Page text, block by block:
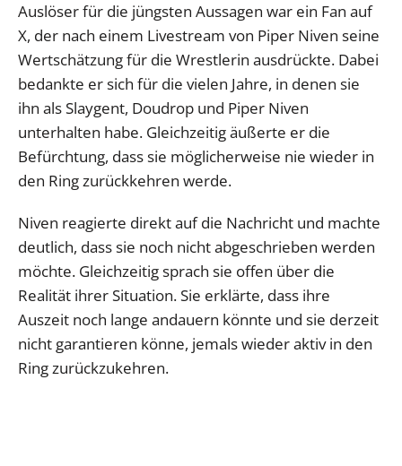
Auslöser für die jüngsten Aussagen war ein Fan auf
X, der nach einem Livestream von Piper Niven seine
Wertschätzung für die Wrestlerin ausdrückte. Dabei
bedankte er sich für die vielen Jahre, in denen sie
ihn als Slaygent, Doudrop und Piper Niven
unterhalten habe. Gleichzeitig äußerte er die
Befürchtung, dass sie möglicherweise nie wieder in
den Ring zurückkehren werde.
Niven reagierte direkt auf die Nachricht und machte
deutlich, dass sie noch nicht abgeschrieben werden
möchte. Gleichzeitig sprach sie offen über die
Realität ihrer Situation. Sie erklärte, dass ihre
Auszeit noch lange andauern könnte und sie derzeit
nicht garantieren könne, jemals wieder aktiv in den
Ring zurückzukehren.